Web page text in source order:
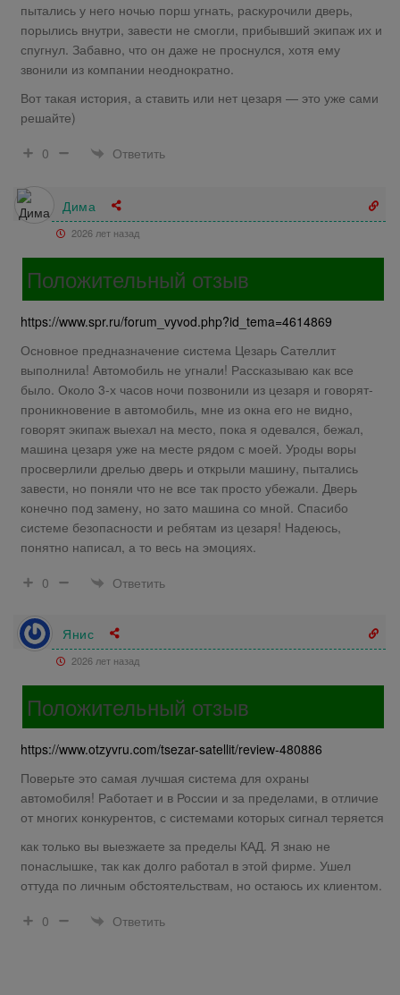
пытались у него ночью порш угнать, раскурочили дверь,
порылись внутри, завести не смогли, прибывший экипаж их и
спугнул. Забавно, что он даже не проснулся, хотя ему
звонили из компании неоднократно.
Вот такая история, а ставить или нет цезаря — это уже сами
решайте)
0
Ответить
Дима
2026 лет назад
Положительный отзыв
https://www.spr.ru/forum_vyvod.php?id_tema=4614869
Основное предназначение система Цезарь Сателлит
выполнила! Автомобиль не угнали! Рассказываю как все
было. Около 3-х часов ночи позвонили из цезаря и говорят-
проникновение в автомобиль, мне из окна его не видно,
говорят экипаж выехал на место, пока я одевался, бежал,
машина цезаря уже на месте рядом с моей. Уроды воры
просверлили дрелью дверь и открыли машину, пытались
завести, но поняли что не все так просто убежали. Дверь
конечно под замену, но зато машина со мной. Спасибо
системе безопасности и ребятам из цезаря! Надеюсь,
понятно написал, а то весь на эмоциях.
0
Ответить
Янис
2026 лет назад
Положительный отзыв
https://www.otzyvru.com/tsezar-satellit/review-480886
Поверьте это самая лучшая система для охраны
автомобиля! Работает и в России и за пределами, в отличие
от многих конкурентов, с системами которых сигнал теряется
как только вы выезжаете за пределы КАД. Я знаю не
понаслышке, так как долго работал в этой фирме. Ушел
оттуда по личным обстоятельствам, но остаюсь их клиентом.
0
Ответить